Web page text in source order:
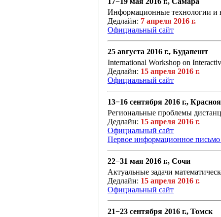
Информационные технологии и
Дедлайн: 7 апреля 2016 г.
Официальный сайт
25 августа 2016 г., Будапешт
International Workshop on
Дедлайн: 15 апреля 2016 г.
Официальный сайт
13−16 сентября 2016 г.,
Региональные проблемы
Дедлайн: 15 апреля 2016 г.
Официальный сайт
Первое информационное
22−31 мая 2016 г., Сочи
Актуальные задачи
Дедлайн: 15 апреля 2016 г.
Официальный сайт
21−23 сентября 2016 г., Томск